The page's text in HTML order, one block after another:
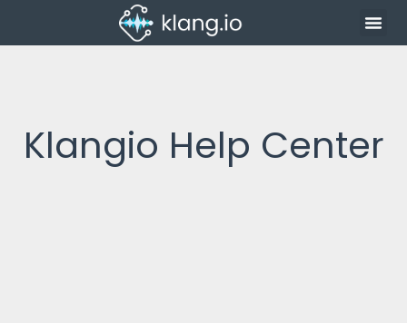
Klangio Help Center